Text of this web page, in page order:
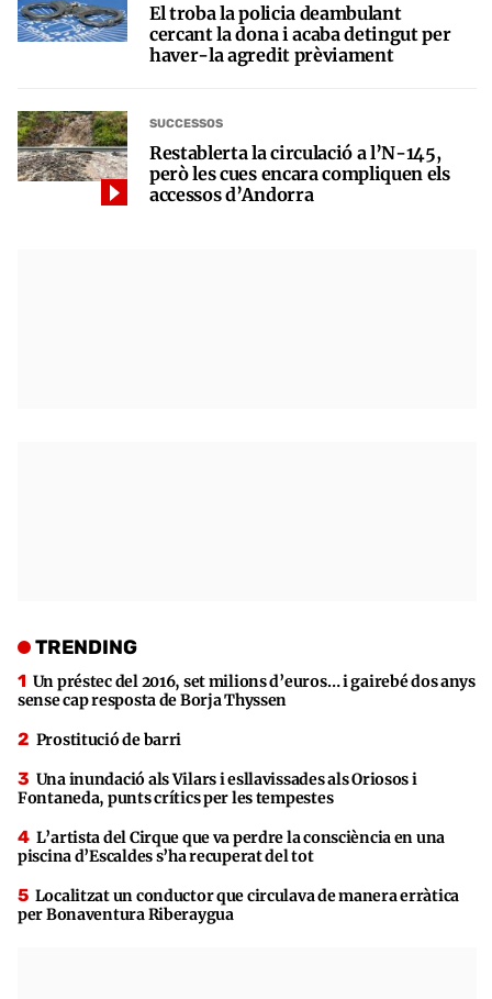
El troba la policia deambulant
cercant la dona i acaba detingut per
haver-la agredit prèviament
SUCCESSOS
Restablerta la circulació a l’N-145,
però les cues encara compliquen els
accessos d’Andorra
TRENDING
Un préstec del 2016, set milions d’euros… i gairebé dos anys
sense cap resposta de Borja Thyssen
Prostitució de barri
Una inundació als Vilars i esllavissades als Oriosos i
Fontaneda, punts crítics per les tempestes
L’artista del Cirque que va perdre la consciència en una
piscina d’Escaldes s’ha recuperat del tot
Localitzat un conductor que circulava de manera erràtica
per Bonaventura Riberaygua